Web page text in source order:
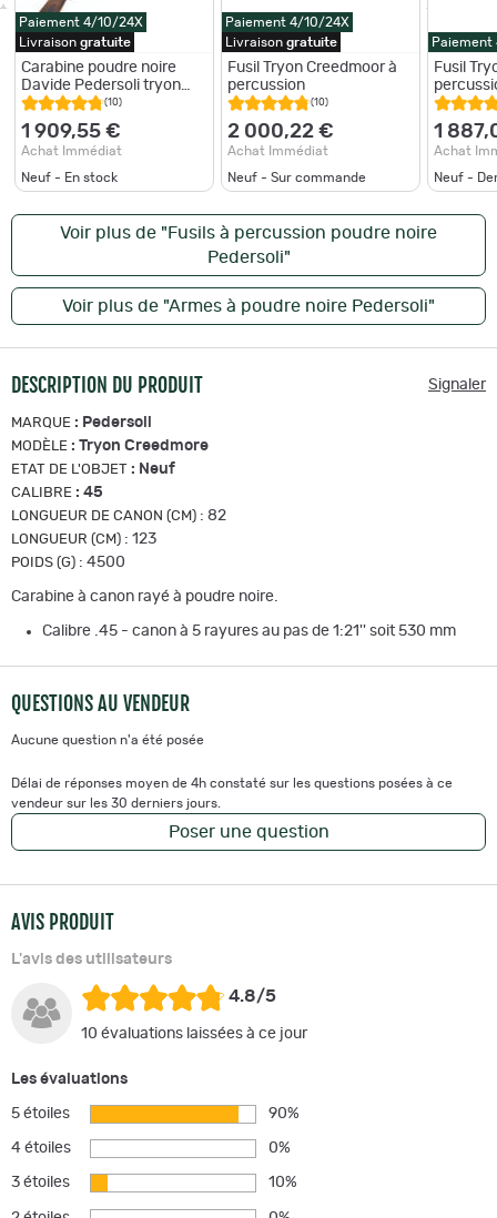
Paiement 4/10/24X
Livraison gratuite
Carabine poudre noire
Davide Pedersoli tryon
creedmoor à percussion -
Cal. 45 pn - 45 PN / 82 cm
(10)
1 909,55 €
Achat Immédiat
Neuf - En stock
Paiement 4/10/24X
Livraison gratuite
Fusil Tryon Creedmoor à
percussion
(10)
2 000,22 €
Achat Immédiat
Neuf - Sur commande
Fusil
1
Achat
Neuf -
Voir plus de "Fusils à percussion poudre noire
Pedersoli"
Voir plus de "Armes à poudre noire Pedersoli"
DESCRIPTION DU PRODUIT Signaler
MARQUE : Pedersoli
MODÈLE : Tryon Creedmore
ETAT DE L'OBJET : Neuf
CALIBRE : 45
LONGUEUR DE CANON (CM) : 82
LONGUEUR (CM) : 123
POIDS (G) : 4500
Carabine à canon rayé à poudre noire.
Calibre .45 - canon à 5 rayures au pas de 1:21'' soit 530 mm
QUESTIONS AU VENDEUR
Aucune question n'a été posée
Délai de réponses moyen de 4h constaté sur les questions posées à ce
vendeur sur les 30 derniers jours.
Poser une question
AVIS PRODUIT
L'avis des utilisateurs
4.8/5
10 évaluations laissées à ce jour
Les évaluations
5 étoiles 90%
4 étoiles 0%
3 étoiles 10%